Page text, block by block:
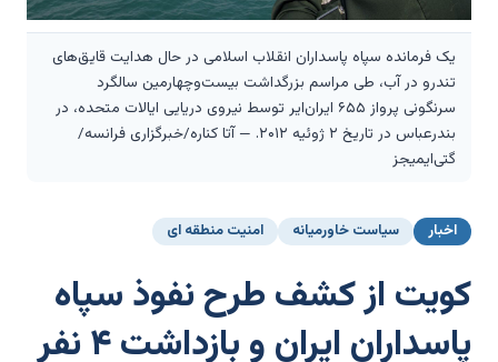
یک فرمانده سپاه پاسداران انقلاب اسلامی در حال هدایت قایق‌های
تندرو در آب، طی مراسم بزرگداشت بیست‌وچهارمین سالگرد
سرنگونی پرواز ۶۵۵ ایران‌ایر توسط نیروی دریایی ایالات متحده، در
بندرعباس در تاریخ ۲ ژوئیه ۲۰۱۲. — آتا کناره/خبرگزاری فرانسه/
گتی‌ایمیجز
اخبار سیاست خاورمیانه امنیت منطقه ای
کویت از کشف طرح نفوذ سپاه
پاسداران ایران و بازداشت ۴ نفر